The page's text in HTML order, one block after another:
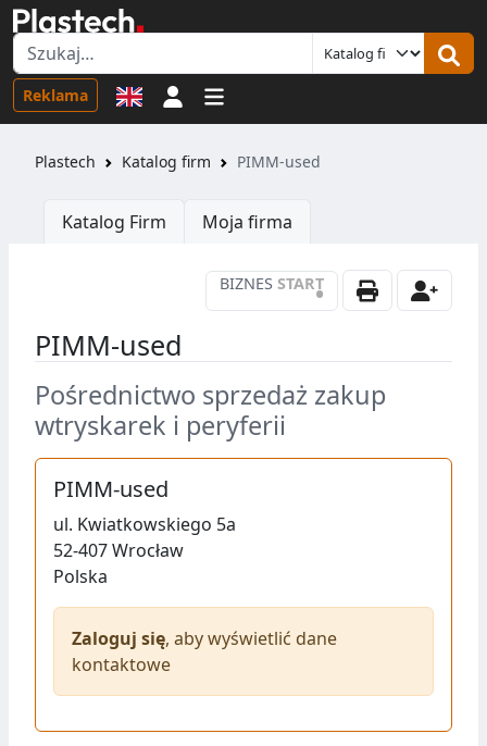
Reklama Logowanie
Plastech Katalog firm PIMM-used
Katalog Firm Moja firma
BIZNES START
•
PIMM-used
Pośrednictwo sprzedaż zakup
wtryskarek i peryferii
PIMM-used
ul. Kwiatkowskiego 5a
52-407Wrocław
Polska
Zaloguj się, aby wyświetlić dane
kontaktowe